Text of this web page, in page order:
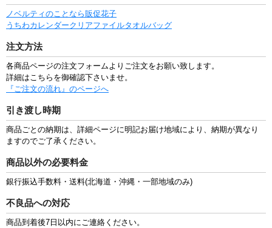
ノベルティのことなら販促花子
うちわカレンダークリアファイルタオルバッグ
注文方法
各商品ページの注文フォームよりご注文をお願い致します。
詳細はこちらを御確認下さいませ。
『ご注文の流れ』のページへ
引き渡し時期
商品ごとの納期は、詳細ページに明記お届け地域により、納期が異なり
ますのでご了承ください。
商品以外の必要料金
銀行振込手数料・送料(北海道・沖縄・一部地域のみ)
不良品への対応
商品到着後7日以内にご連絡ください。